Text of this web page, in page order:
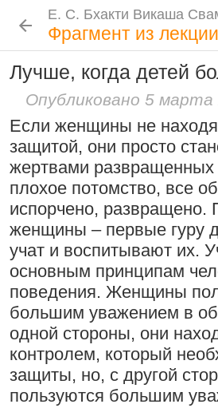
Е. С. Бхакти Викаша Свами
Лекции
Новые История
Рука в мешочке с
важна, чем шнур на
Индия
Резкие слова для
46:40 |1
Токио,
Бог, наука и атеизм,
слушателям!
Е. С. Бхакти Викаша
Фрагмент из лекции
Лучше, когда детей
Опубликовано 5 марта
Если женщины не
защитой, они просто
жертвами развращенных
плохое потомство, все
испорчено, развращено.
женщины – первые гуру
учат и воспитывают их.
основным принципам
поведения. Женщины
большим уважением в
одной стороны, они
контролем, который
защиты, но, с другой
пользуются большим
Е. С. Бхакти Викаша Свами
Цитаты Шрилы
Проповеднические
Шри Чайтаньей
6 августа
Следовать по стопам
4 августа
Молитвы Санатаны
Чайтанье
29 июля
Е. С. Бхакти Викаша Свами
Фотоальбом
Шраванам-киртанам в
Шрила Прабхупада
Биография | Книги|
Лекции и беседы|
Бхакти Викаша
Биография| Книги|
Скачать все лекции|
Подношения учеников
Инициация
Общие стандарты|
Требования
Видеоканалы
YouTube |ВК Видео |
Ссылки
Контакты
Сайт
Войти |Регистрация|